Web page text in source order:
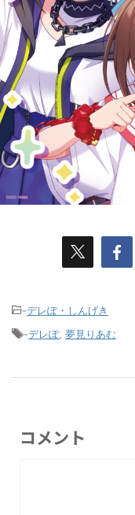
-デレぽ・しんげき
-デレぽ, 夢見りあむ
コメント